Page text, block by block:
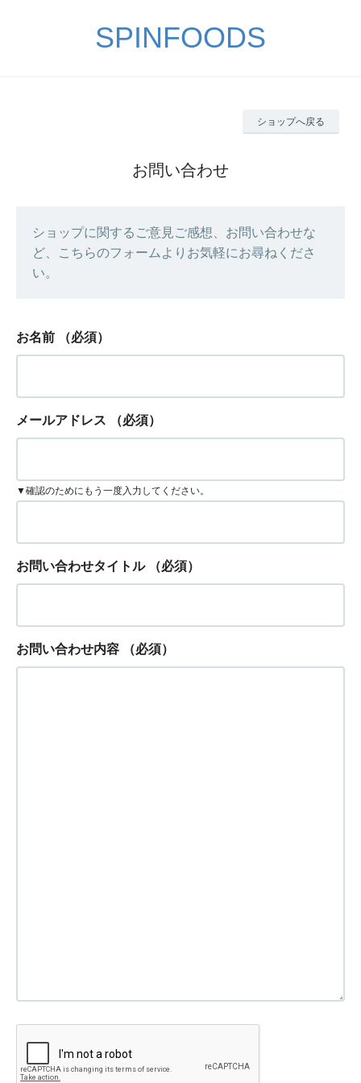
SPINFOODS
ショップへ戻る
お問い合わせ
ショップに関するご意見ご感想、お問い合わせな
ど、こちらのフォームよりお気軽にお尋ねくださ
い。
お名前 （必須）
メールアドレス （必須）
▼確認のためにもう一度入力してください。
お問い合わせタイトル （必須）
お問い合わせ内容 （必須）